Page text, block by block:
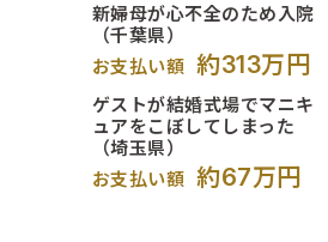
新婦母が心不全のため入院
（千葉県）
お支払い額 約313万円
ゲストが結婚式場でマニキ
ュアをこぼしてしまった
（埼玉県）
お支払い額 約67万円